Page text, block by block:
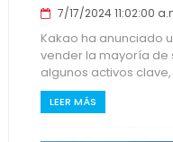
7/17/2024 11:02:00
Kakao ha anunciado
vender la mayoría de
algunos activos
LEER MÁS